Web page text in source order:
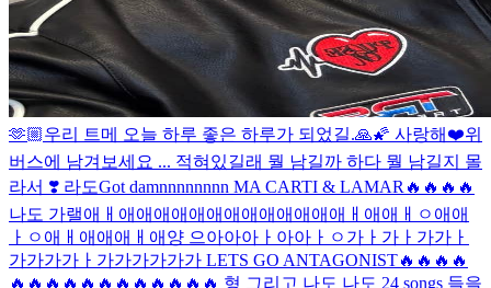
🫶🏼우리 트메 오늘 하루 좋은 하루가 되었길.🙏🌠 사랑해❤️위
버스에 남겨보세요 ... 적혀있길래 뭘 남길까 하다 뭘 남길지 몰
라서 ❣️ 라도Got damnnnnnnnn MA CARTI & LAMAR🔥🔥🔥🔥
나도 가랠애ㅐ애애애애애애애애애애애애애ㅐ애애ㅐㅇ애애
ㅏㅇ애ㅐ애애애ㅐ애양 으아아아ㅏ아아ㅏㅇ가ㅏ가ㅏ가가ㅏ
가가가가ㅏ가가가가가가 LETS GO ANTAGONIST🔥🔥🔥🔥
🔥🔥🔥🔥🔥🔥🔥🔥🔥🔥🔥🔥 형 그리고 나도 나도 24 songs 들을